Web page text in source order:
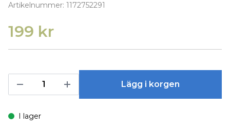
Artikelnummer: 1172752291
199 kr
Lägg i korgen
I lager